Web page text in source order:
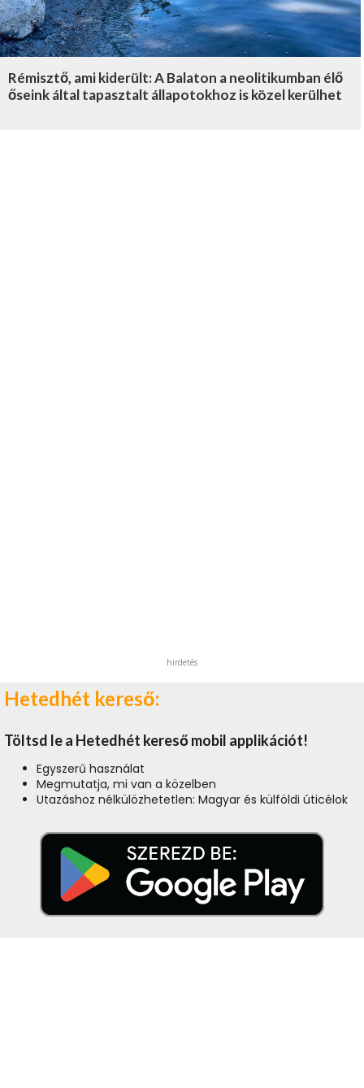
Rémisztő, ami kiderült: A Balaton a neolitikumban élő
őseink által tapasztalt állapotokhoz is közel kerülhet
hirdetés
Hetedhét kereső:
Töltsd le a Hetedhét kereső mobil applikációt!
Egyszerű használat
Megmutatja, mi van a közelben
Utazáshoz nélkülözhetetlen: Magyar és külföldi úticélok